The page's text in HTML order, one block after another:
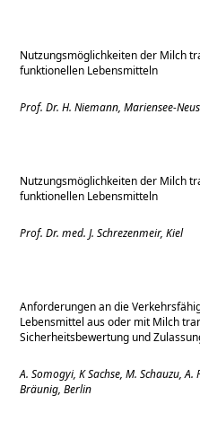
Nutzungsmöglichkeiten der Milch
funktionellen Lebensmitteln
Prof. Dr. H. Niemann, Mariensee-
Nutzungsmöglichkeiten der Milch
funktionellen Lebensmitteln
Prof. Dr. med. J. Schrezenmeir, Kiel
Anforderungen an die
Lebensmittel aus oder mit Milch
Sicherheitsbewertung und
A. Somogyi, K Sachse, M. Schauzu,
Bräunig, Berlin